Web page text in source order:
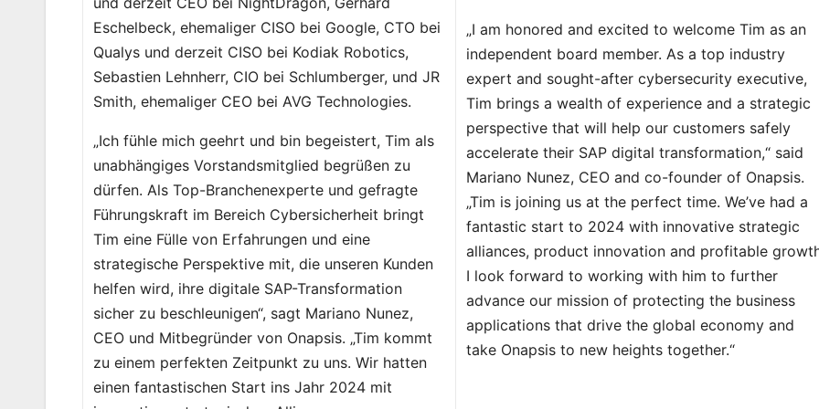
Eschelbeck, ehemaliger CISO bei Google, CTO bei
Qualys und derzeit CISO bei Kodiak Robotics,
Sebastien Lehnherr, CIO bei Schlumberger, und JR
Smith, ehemaliger CEO bei AVG Technologies.
„Ich fühle mich geehrt und bin begeistert, Tim als
unabhängiges Vorstandsmitglied begrüßen zu
dürfen. Als Top-Branchenexperte und gefragte
Führungskraft im Bereich Cybersicherheit bringt
Tim eine Fülle von Erfahrungen und eine
strategische Perspektive mit, die unseren Kunden
helfen wird, ihre digitale SAP-Transformation
sicher zu beschleunigen“, sagt Mariano Nunez,
CEO und Mitbegründer von Onapsis. „Tim kommt
zu einem perfekten Zeitpunkt zu uns. Wir hatten
einen fantastischen Start ins Jahr 2024 mit
„I am honored and excited to welcome Tim as an
independent board member. As a top industry
expert and sought-after cybersecurity executive,
Tim brings a wealth of experience and a strategic
perspective that will help our customers safely
accelerate their SAP digital transformation,“ said
Mariano Nunez, CEO and co-founder of Onapsis.
„Tim is joining us at the perfect time. We’ve had a
fantastic start to 2024 with innovative strategic
alliances, product innovation and profitable
I look forward to working with him to further
advance our mission of protecting the business
applications that drive the global economy and
take Onapsis to new heights together.“